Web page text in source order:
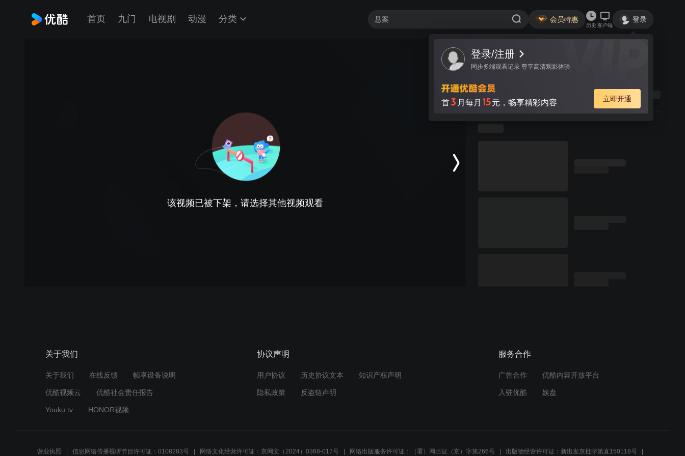
首页 九门 电视剧 动漫 分类 会员特惠
历史 客户端
登录
登录/注册
同步多端观看记录 尊享高清观影体验
首3 月每月 15元，畅享精彩内容 立即开通
该视频已被下架，请选择其他视频观看
关于我们
关于我们 在线反馈 帧享设备说明
优酷视频云 优酷社会责任报告
Youku.tv HONOR视频
协议声明
用户协议 历史协议文本 知识产权声明
隐私政策 反盗链声明
服务合作
广告合作 优酷内容开放平台
入驻优酷 娱盘
营业执照 信息网络传播视听节目许可证：0108283号 网络文化经营许可证：京网文（2024）0368-017号 网络出版服务许可证：（署）网出证（京）字第266号 出版物经营许可证：新出发京批字第直150118号